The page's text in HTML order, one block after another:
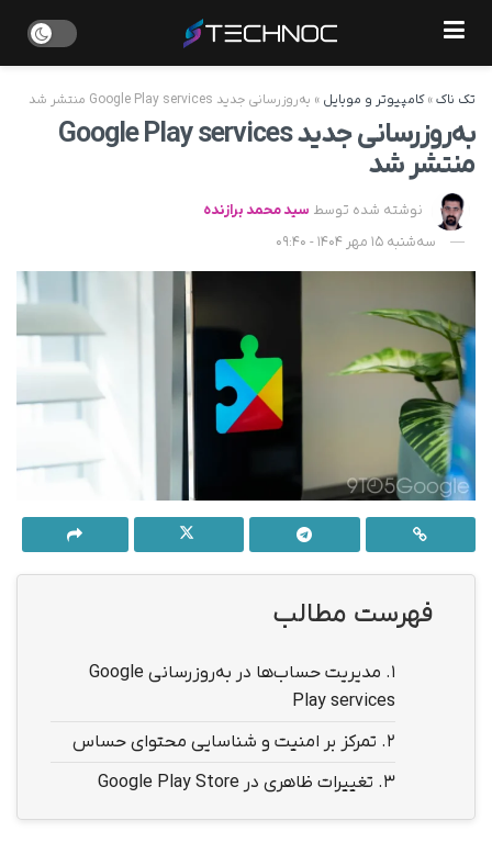
تک ناک»کامپیوتر و موبایل » به‌روزرسانی جدید Google Play services منتشر شد
به‌روزرسانی جدید Google Play services
منتشر شد
نوشته شده توسط سید محمد برازنده
سه‌شنبه 15 مهر 1404 - 09:40
فهرست مطالب
1.
مدیریت حساب‌ها در به‌روزرسانی Google
Play services
2. تمرکز بر امنیت و شناسایی محتوای حساس
3. تغییرات ظاهری در Google Play Store